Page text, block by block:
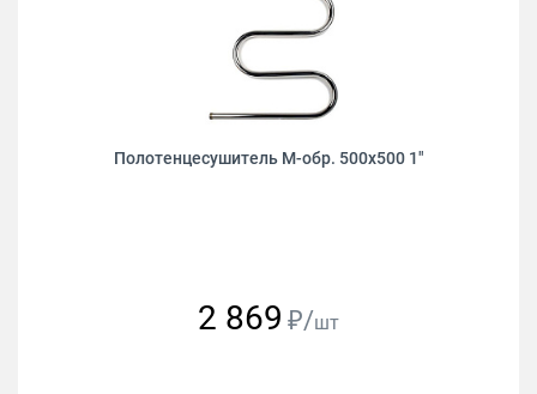
Полотенцесушитель М-обр. 500х500 1"
2 869 ₽/шт